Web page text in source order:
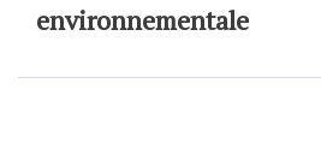
environnementale